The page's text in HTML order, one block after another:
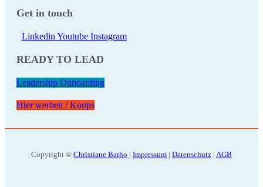
Get in touch
Linkedin Youtube Instagram
READY TO LEAD
Leadership Onboarding
Hier werben / Koops
Copyright © Christiane Barho | Impressum | Datenschutz | AGB